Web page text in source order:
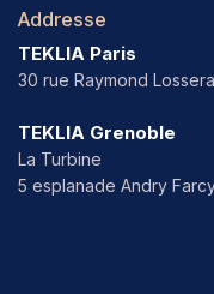
Addresse
TEKLIA Paris
30 rue Raymond
TEKLIA Grenoble
La Turbine
5 esplanade Andry